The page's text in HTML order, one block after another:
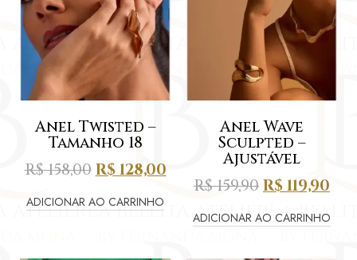
Anel Twisted –
Tamanho 18
R$158,00 R$ 128,00
ADICIONAR AO CARRINHO
Anel Wave
Sculpted –
Ajustável
R$159,90R$ 119,90
ADICIONAR AO CARRINHO